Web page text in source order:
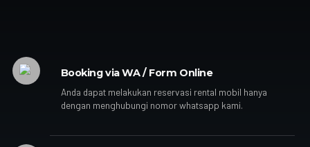
Booking via WA / Form Online
Anda dapat melakukan reservasi rental mobil hanya
dengan menghubungi nomor whatsapp kami.